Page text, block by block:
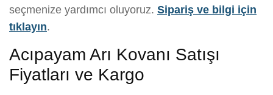
seçmenize yardımcı oluyoruz. Sipariş ve bilgi için
tıklayın.
Acıpayam Arı Kovanı Satışı
Fiyatları ve Kargo